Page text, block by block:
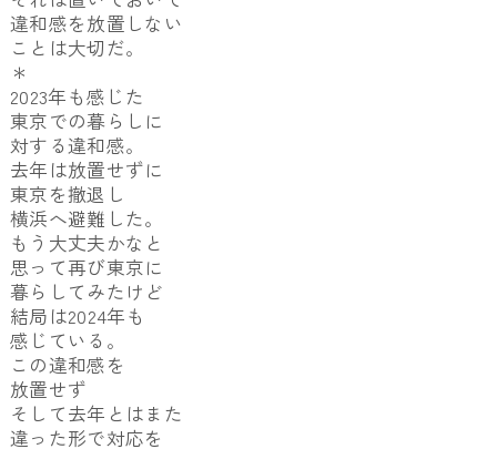
違和感を放置しない
ことは大切だ。
＊
2023年も感じた
東京での暮らしに
対する違和感。
去年は放置せずに
東京を撤退し
横浜へ避難した。
もう大丈夫かなと
思って再び東京に
暮らしてみたけど
結局は2024年も
感じている。
この違和感を
放置せず
そして去年とはまた
違った形で対応を